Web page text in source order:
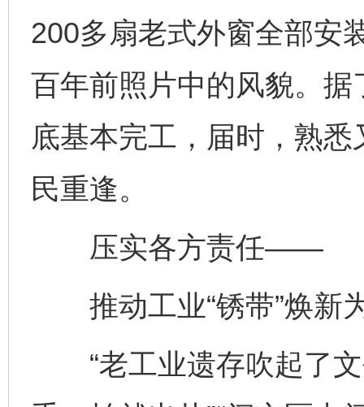
200多扇老式外窗全部安
百年前照片中的风貌。
底基本完工，届时，熟
民重逢。
压实各方责任——
推动工业“锈带”焕新为
“老工业遗存吹起了文